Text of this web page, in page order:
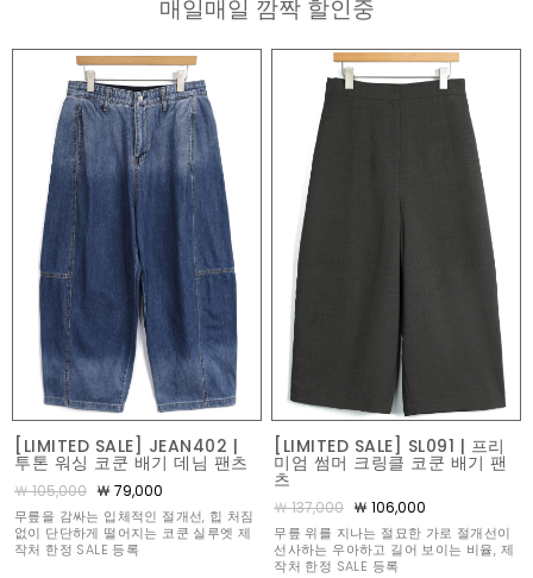
매일매일 깜짝 할인중
[LIMITED SALE] JEAN402 |
투톤 워싱 코쿤 배기 데님 팬츠
￦ 105,000 ￦ 79,000
무릎을 감싸는 입체적인 절개선, 힙 처짐
없이 단단하게 떨어지는 코쿤 실루엣 제
작처 한정 SALE 등록
[LIMITED SALE] SL091 | 프리
미엄 썸머 크링클 코쿤 배기 팬
츠
￦ 137,000 ￦ 106,000
무릎 위를 지나는 절묘한 가로 절개선이
선사하는 우아하고 길어 보이는 비율, 제
작처 한정 SALE 등록